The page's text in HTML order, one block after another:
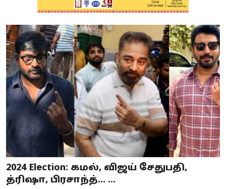
2024 Election: கமல், விஜய் சேதுபதி,
த்ரிஷா, பிரசாந்த்… ...